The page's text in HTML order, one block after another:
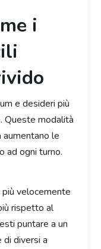
i
e desideri più
Queste modalità
le
ad ogni turno.
velocemente
rispetto al
puntare a un
di diversi a